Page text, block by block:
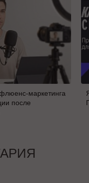
маркетинга
после